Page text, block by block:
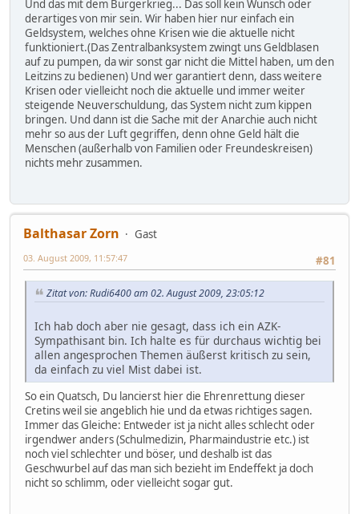
Und das mit dem Bürgerkrieg... Das soll kein Wunsch oder
derartiges von mir sein. Wir haben hier nur einfach ein
Geldsystem, welches ohne Krisen wie die aktuelle nicht
funktioniert.(Das Zentralbanksystem zwingt uns Geldblasen
auf zu pumpen, da wir sonst gar nicht die Mittel haben, um den
Leitzins zu bedienen) Und wer garantiert denn, dass weitere
Krisen oder vielleicht noch die aktuelle und immer weiter
steigende Neuverschuldung, das System nicht zum kippen
bringen. Und dann ist die Sache mit der Anarchie auch nicht
mehr so aus der Luft gegriffen, denn ohne Geld hält die
Menschen (außerhalb von Familien oder Freundeskreisen)
nichts mehr zusammen.
Balthasar Zorn
Gast
#81
03. August 2009, 11:57:47
Zitat von: Rudi6400 am 02. August 2009, 23:05:12
Ich hab doch aber nie gesagt, dass ich ein AZK-
Sympathisant bin. Ich halte es für durchaus wichtig bei
allen angesprochen Themen äußerst kritisch zu sein,
da einfach zu viel Mist dabei ist.
So ein Quatsch, Du lancierst hier die Ehrenrettung dieser
Cretins weil sie angeblich hie und da etwas richtiges sagen.
Immer das Gleiche: Entweder ist ja nicht alles schlecht oder
irgendwer anders (Schulmedizin, Pharmaindustrie etc.) ist
noch viel schlechter und böser, und deshalb ist das
Geschwurbel auf das man sich bezieht im Endeffekt ja doch
nicht so schlimm, oder vielleicht sogar gut.